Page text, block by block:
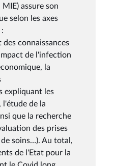
assure son
selon les axes
connaissances
de l'infection
la
expliquant les
l'étude de la
que la recherche
des prises
soins…). Au total,
de l'Etat pour la